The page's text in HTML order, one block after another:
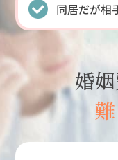
同居だが相
婚